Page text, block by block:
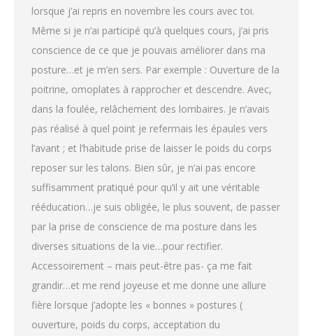
lorsque j’ai repris en novembre les cours avec toi.
Même si je n’ai participé qu’à quelques cours, j’ai pris
conscience de ce que je pouvais améliorer dans ma
posture…et je m’en sers. Par exemple : Ouverture de la
poitrine, omoplates à rapprocher et descendre. Avec,
dans la foulée, relâchement des lombaires. Je n’avais
pas réalisé à quel point je refermais les épaules vers
l’avant ; et l’habitude prise de laisser le poids du corps
reposer sur les talons. Bien sûr, je n’ai pas encore
suffisamment pratiqué pour qu’il y ait une véritable
rééducation…je suis obligée, le plus souvent, de passer
par la prise de conscience de ma posture dans les
diverses situations de la vie…pour rectifier.
Accessoirement – mais peut-être pas- ça me fait
grandir…et me rend joyeuse et me donne une allure
fière lorsque j’adopte les « bonnes » postures (
ouverture, poids du corps, acceptation du